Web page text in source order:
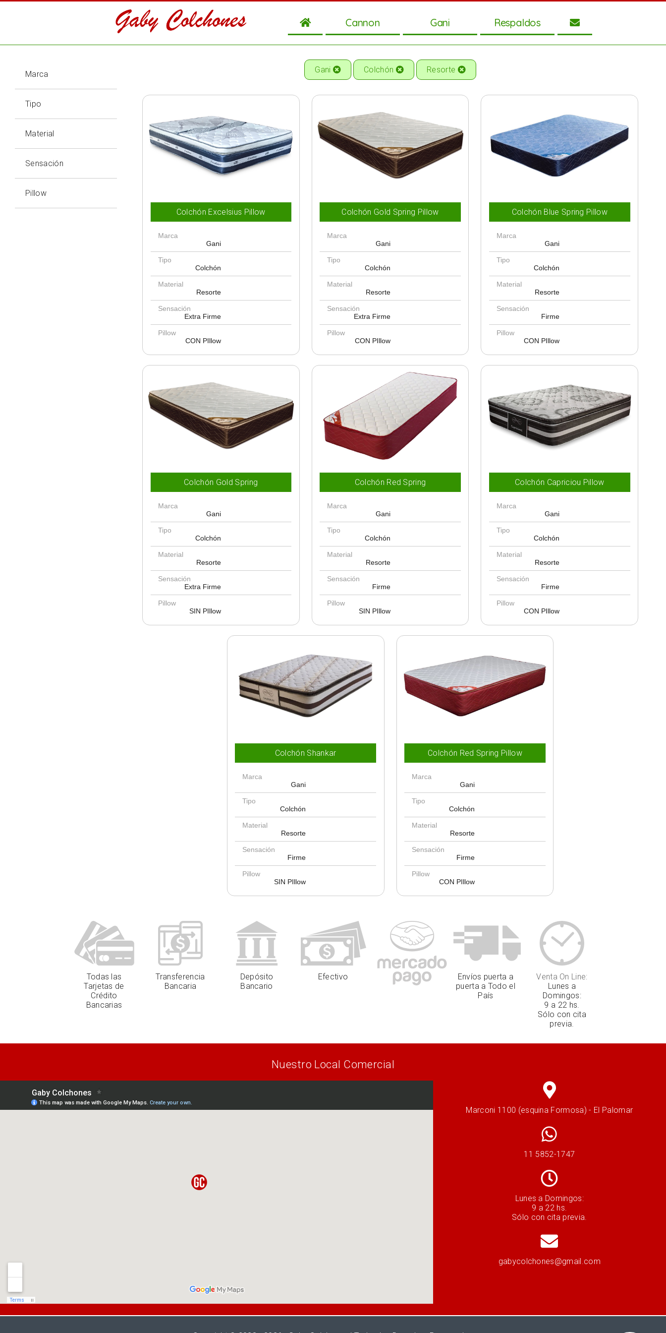
Cannon Gani Respaldos
Marca
Tipo
Material
Sensación
Pillow
Gani Colchón Resorte
Colchón Excelsius Pillow
Marca
Gani
Tipo
Colchón
Material
Resorte
Sensación
Extra Firme
Pillow
CON PIllow
Colchón Gold Spring Pillow
Marca
Gani
Tipo
Colchón
Material
Resorte
Sensación
Extra Firme
Pillow
CON PIllow
Colchón Blue Spring Pillow
Marca
Gani
Tipo
Colchón
Material
Resorte
Sensación
Firme
Pillow
CON PIllow
Colchón Gold Spring
Marca
Gani
Tipo
Colchón
Material
Resorte
Sensación
Extra Firme
Pillow
SIN PIllow
Colchón Red Spring
Marca
Gani
Tipo
Colchón
Material
Resorte
Sensación
Firme
Pillow
SIN PIllow
Colchón Capriciou Pillow
Marca
Gani
Tipo
Colchón
Material
Resorte
Sensación
Firme
Pillow
CON PIllow
Colchón Shankar
Marca
Gani
Tipo
Colchón
Material
Resorte
Sensación
Firme
Pillow
SIN PIllow
Colchón Red Spring Pillow
Marca
Gani
Tipo
Colchón
Material
Resorte
Sensación
Firme
Pillow
CON PIllow
Todas las
Tarjetas de
Crédito
Bancarias
Transferencia
Bancaria
Depósito
Bancario
Efectivo
Envíos puerta a
puerta a Todo el
País
Venta On Line:
Lunes a
Domingos:
9 a 22 hs.
Sólo con cita
previa.
Nuestro Local Comercial
Marconi 1100 (esquina Formosa) - El Palomar
11 5852-1747
Lunes a Domingos:
9 a 22 hs.
Sólo con cita previa.
gabycolchones@gmail.com